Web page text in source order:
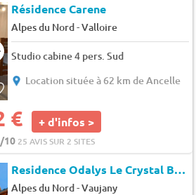
Résidence Carene
Alpes du Nord-Valloire
Studio cabine 4 pers. Sud
Location située à 62 km de Ancelle
€ + d'infos >
10 25 AVIS SUR 2 SITES
Residence Odalys Le Crystal Blanc
Alpes du Nord-Vaujany